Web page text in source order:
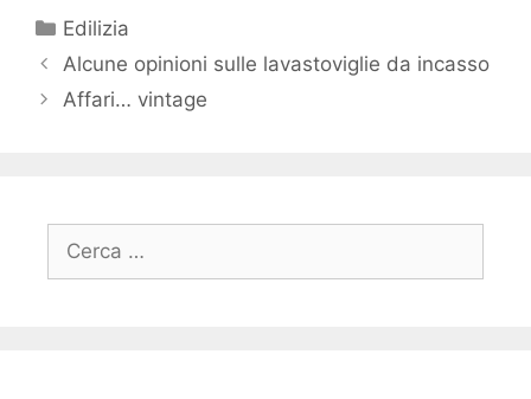
Categorie
Edilizia
Alcune opinioni sulle lavastoviglie da incasso
Affari… vintage
per: